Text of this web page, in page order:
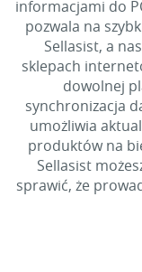
informacjami do
pozwala na
Sellasist, a
sklepach
dowolnej
synchronizacja
umożliwia
produktów na
Sellasist
sprawić, że